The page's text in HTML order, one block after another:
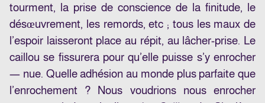
tourment, la prise de conscience de la finitude, le
désœuvrement, les remords, etc ; tous les maux de
l’espoir laisseront place au répit, au lâcher-prise. Le
caillou se fissurera pour qu’elle puisse s’y enrocher
— nue. Quelle adhésion au monde plus parfaite que
l’enrochement ? Nous voudrions nous enrocher